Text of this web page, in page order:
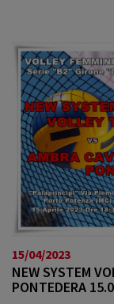
15/04/2023
NEW SYSTEM
PONTEDERA